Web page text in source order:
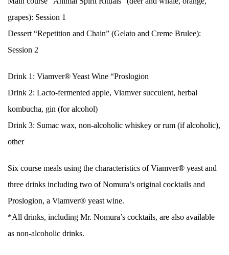
grapes): Session 1
Dessert “Repetition and Chain” (Gelato and Creme Brulee):
Session 2
Drink 1: Viamver® Yeast Wine “Proslogion
Drink 2: Lacto-fermented apple, Viamver succulent, herbal
kombucha, gin (for alcohol)
Drink 3: Sumac wax, non-alcoholic whiskey or rum (if alcoholic),
other
Six course meals using the characteristics of Viamver® yeast and
three drinks including two of Nomura’s original cocktails and
Proslogion, a Viamver® yeast wine.
*All drinks, including Mr. Nomura’s cocktails, are also available
as non-alcoholic drinks.